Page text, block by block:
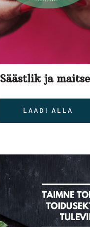
Säästlik ja
LAADI ALLA